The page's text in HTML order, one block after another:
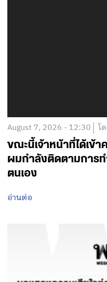
August 7, 2026 - 12:30 โ
ขณะนี้เจ้าหน้าที่ได้เข้
ผมกำลังติดตามการ
ตนเอง
อ่านต่อ